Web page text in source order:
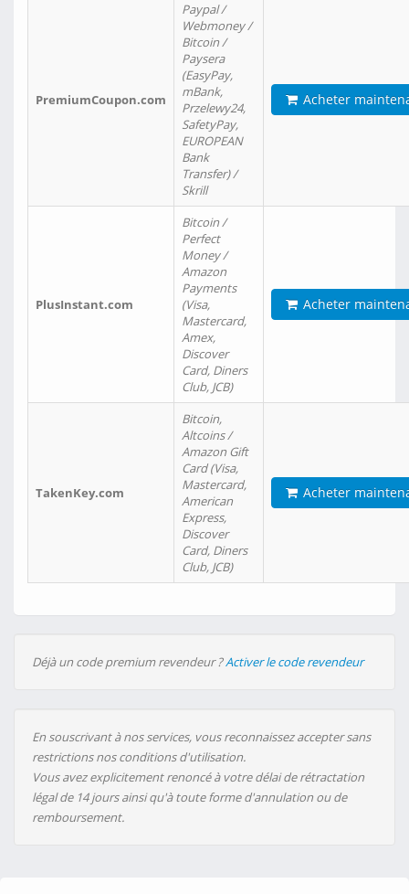
PremiumCoupon.com
Paypal /
Webmoney /
Bitcoin /
Paysera
(EasyPay,
mBank,
Przelewy24,
SafetyPay,
EUROPEAN
Bank
Transfer) /
Skrill
Acheter
PlusInstant.com
Bitcoin /
Perfect
Money /
Amazon
Payments
(Visa,
Mastercard,
Amex,
Discover
Card, Diners
Club, JCB)
Acheter
TakenKey.com
Bitcoin,
Altcoins /
Amazon Gift
Card (Visa,
Mastercard,
American
Express,
Discover
Card, Diners
Club, JCB)
Acheter
Déjà un code premium revendeur ?Activer le code revendeur
En souscrivant à nos services, vous reconnaissez accepter sans
restrictions nos conditions d'utilisation.
Vous avez explicitement renoncé à votre délai de rétractation
légal de 14 jours ainsi qu'à toute forme d'annulation ou de
remboursement.